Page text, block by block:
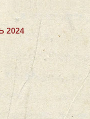
2024